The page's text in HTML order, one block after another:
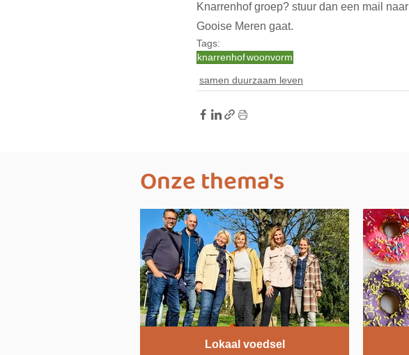
Knarrenhof groep? stuur dan een mail naar
Gooise Meren gaat.
Tags:
knarrenhofwoonvorm
samen duurzaam leven
Onze thema's
Lokaal voedsel